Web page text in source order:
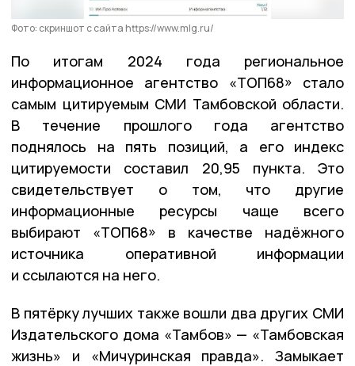
Фото: скриншот с сайта https://www.mlg.ru/
По итогам 2024 года региональное
информационное агентство «ТОП68» стало
самым цитируемым СМИ Тамбовской области.
В течение прошлого года агентство
поднялось на пять позиций, а его индекс
цитируемости составил 20,95 пункта. Это
свидетельствует о том, что другие
информационные ресурсы чаще всего
выбирают «ТОП68» в качестве надёжного
источника оперативной информации
и ссылаются на него.
В пятёрку лучших также вошли два других СМИ
Издательского дома «Тамбов» — «Тамбовская
жизнь» и «Мичуринская правда». Замыкает